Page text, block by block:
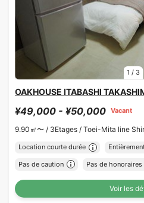
1 / 3
OAKHOUSE ITABASHI
¥49,000 - ¥50,000 Vacant
9.90㎡〜 / 3Etages / Toei-Mita line
Location courte durée
Pas de caution Pas de honoraires
Voir les